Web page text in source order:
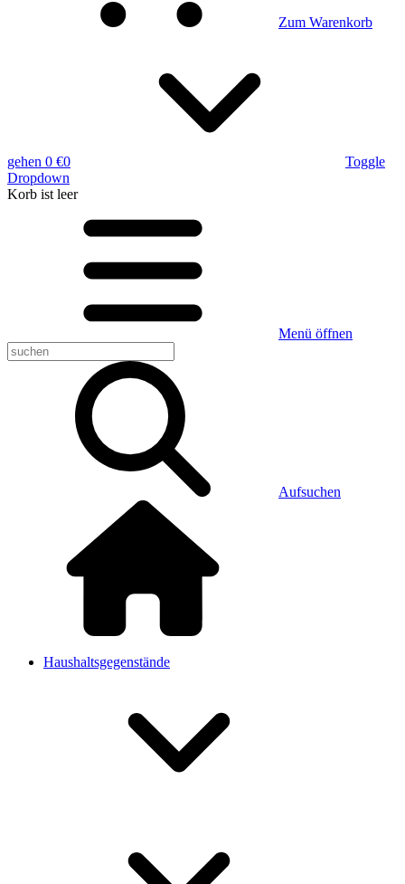
Zum Warenkorb
gehen 0 €0
Toggle
Dropdown
Korb ist leer
Menü öffnen
Aufsuchen
Haushaltsgegenstände